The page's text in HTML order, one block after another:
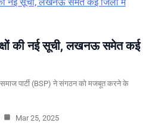
की नई सूची, लखनऊ समेत कई
पार्टी (BSP) ने संगठन को मजबूत करने के
Mar 25, 2025